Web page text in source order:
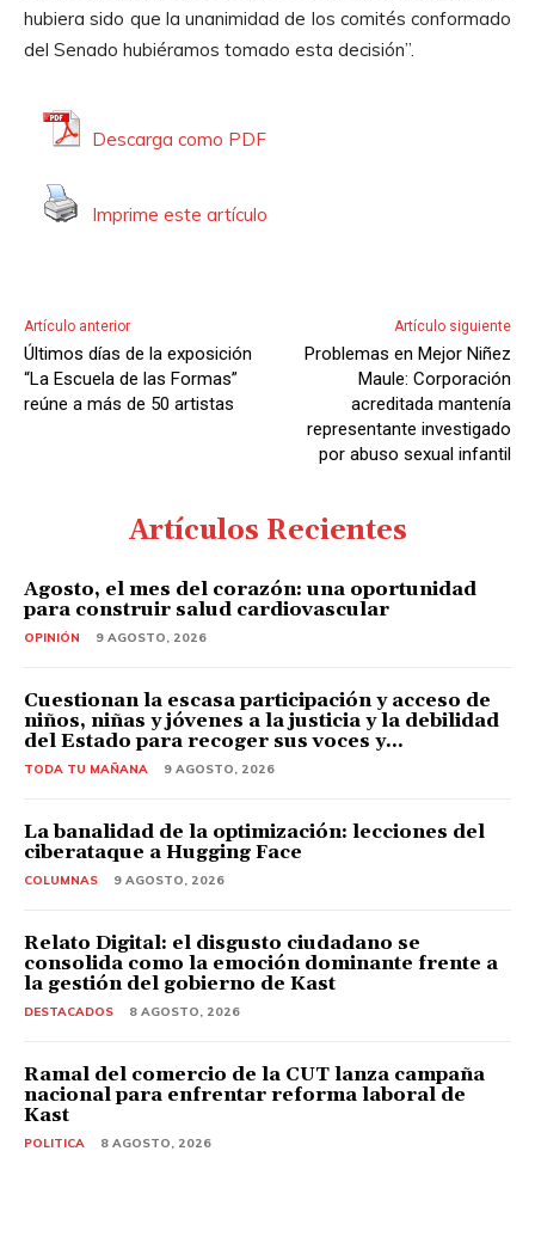
hubiera sido que la unanimidad de los comités conformado
del Senado hubiéramos tomado esta decisión”.
Descarga como PDF
Imprime este artículo
Artículo anterior
Últimos días de la exposición
“La Escuela de las Formas”
reúne a más de 50 artistas
Artículo siguiente
Problemas en Mejor Niñez
Maule: Corporación
acreditada mantenía
representante investigado
por abuso sexual infantil
Artículos Recientes
Agosto, el mes del corazón: una oportunidad
para construir salud cardiovascular
OPINIÓN 9 AGOSTO, 2026
Cuestionan la escasa participación y acceso de
niños, niñas y jóvenes a la justicia y la debilidad
del Estado para recoger sus voces y...
TODA TU MAÑANA 9 AGOSTO, 2026
La banalidad de la optimización: lecciones del
ciberataque a Hugging Face
COLUMNAS 9 AGOSTO, 2026
Relato Digital: el disgusto ciudadano se
consolida como la emoción dominante frente a
la gestión del gobierno de Kast
DESTACADOS 8 AGOSTO, 2026
Ramal del comercio de la CUT lanza campaña
nacional para enfrentar reforma laboral de
Kast
POLITICA 8 AGOSTO, 2026